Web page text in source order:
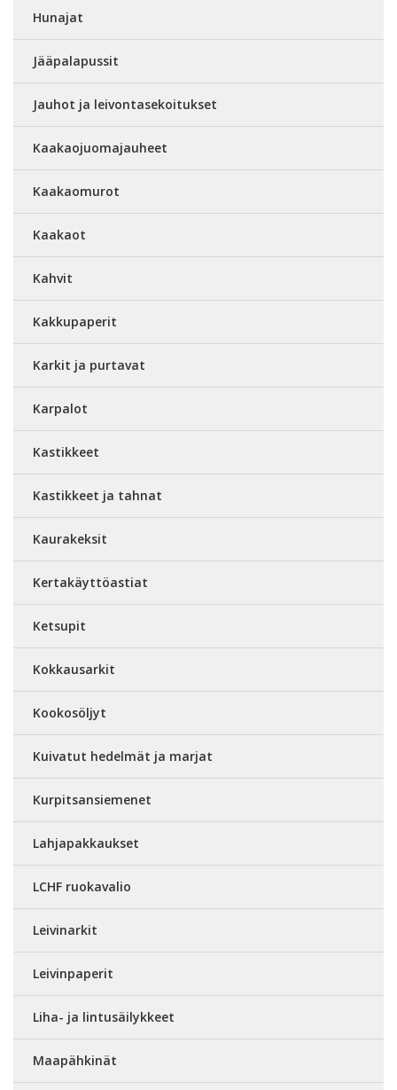
Hunajat
Jääpalapussit
Jauhot ja leivontasekoitukset
Kaakaojuomajauheet
Kaakaomurot
Kaakaot
Kahvit
Kakkupaperit
Karkit ja purtavat
Karpalot
Kastikkeet
Kastikkeet ja tahnat
Kaurakeksit
Kertakäyttöastiat
Ketsupit
Kokkausarkit
Kookosöljyt
Kuivatut hedelmät ja marjat
Kurpitsansiemenet
Lahjapakkaukset
LCHF ruokavalio
Leivinarkit
Leivinpaperit
Liha- ja lintusäilykkeet
Maapähkinät